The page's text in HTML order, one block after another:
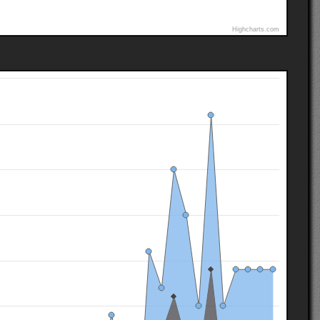
Highcharts.com